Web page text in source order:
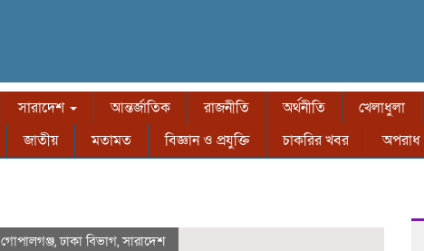
সারাদেশ আন্তর্জাতিক রাজনীতি অর্থনীতি খেলাধুলা
জাতীয় মতামত বিজ্ঞান ও প্রযুক্তি চাকরির খবর অপরাধ
গোপালগঞ্জ,ঢাকা বিভাগ,সারাদেশ